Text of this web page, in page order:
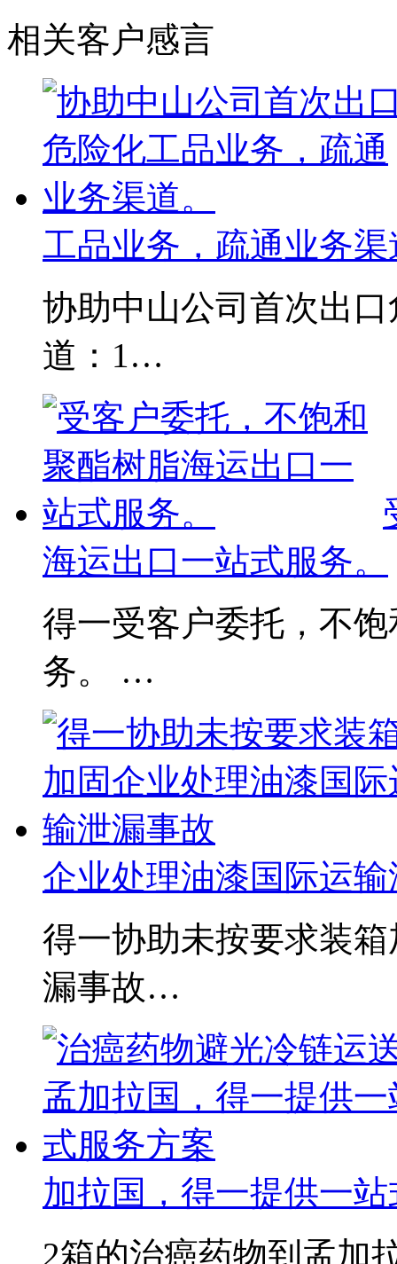
相关客户感言
工品业务，疏通业务渠
协助中山公司首次出
道：1…
海运出口一站式服务。
得一受客户委托，不
务。 …
企业处理油漆国际运
得一协助未按要求装
漏事故…
加拉国，得一提供一
2箱的治癌药物到孟加